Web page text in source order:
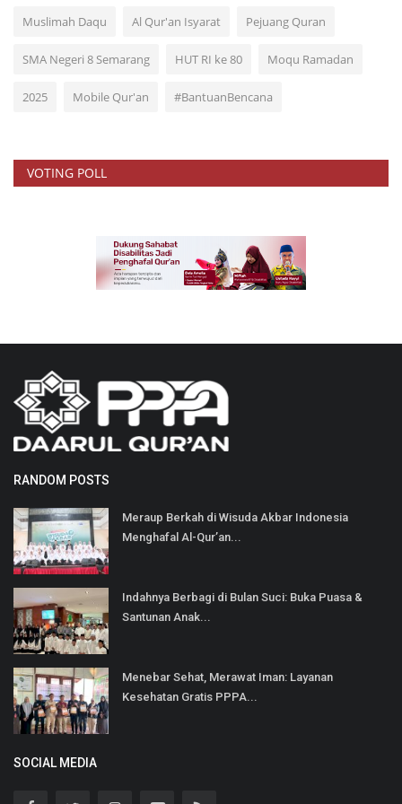
Muslimah Daqu Al Qur'an Isyarat Pejuang Quran
SMA Negeri 8 Semarang HUT RI ke 80 Moqu Ramadan
2025 Mobile Qur'an #BantuanBencana
VOTING POLL
RANDOM POSTS
Meraup Berkah di Wisuda Akbar Indonesia
Menghafal Al-Qur’an...
Indahnya Berbagi di Bulan Suci: Buka Puasa &
Santunan Anak...
Menebar Sehat, Merawat Iman: Layanan
Kesehatan Gratis PPPA...
SOCIAL MEDIA